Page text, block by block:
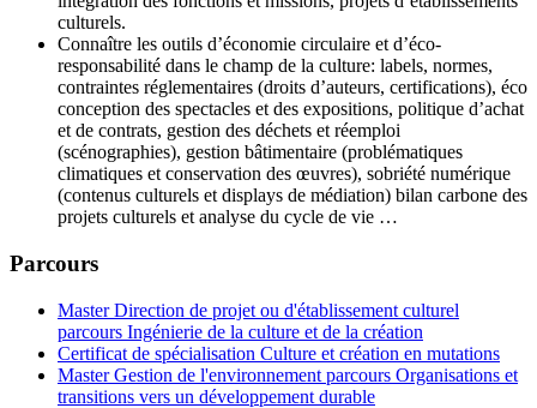
culturels.
Connaître les outils d’économie circulaire et d’éco-
responsabilité dans le champ de la culture: labels, normes,
contraintes réglementaires (droits d’auteurs, certifications), éco
conception des spectacles et des expositions, politique d’achat
et de contrats, gestion des déchets et réemploi
(scénographies), gestion bâtimentaire (problématiques
climatiques et conservation des œuvres), sobriété numérique
(contenus culturels et displays de médiation) bilan carbone des
projets culturels et analyse du cycle de vie …
Parcours
Master Direction de projet ou d'établissement culturel
parcours Ingénierie de la culture et de la création
Certificat de spécialisation Culture et création en mutations
Master Gestion de l'environnement parcours Organisations et
transitions vers un développement durable